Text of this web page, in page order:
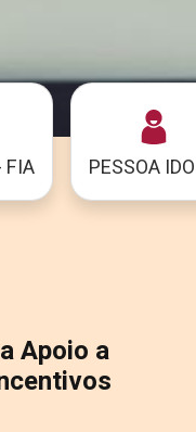
FIA PESSOA
Apoio a